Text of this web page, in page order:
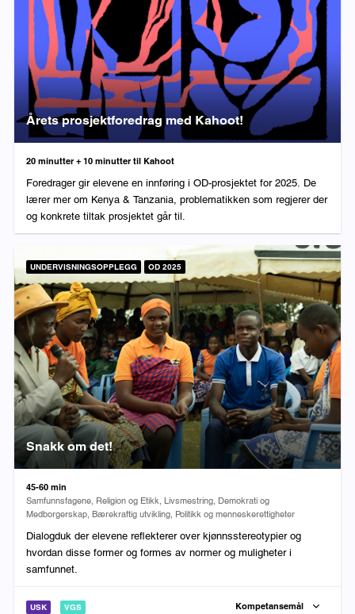
Årets prosjektforedrag med Kahoot!
Varighet:
20 minutter + 10 minutter til Kahoot
Foredrager gir elevene en innføring i OD-prosjektet for 2025. De
lærer mer om Kenya & Tanzania, problematikken som regjerer der
og konkrete tiltak prosjektet går til.
UNDERVISNINGSOPPLEGG OD 2025
Snakk om det!
Varighet:
45-60 min
Fag:
Samfunnsfagene, Religion og Etikk, Livsmestring, Demokrati og
Medborgerskap, Bærekraftig utvikling, Politikk og menneskerettigheter
Dialogduk der elevene reflekterer over kjønnsstereotypier og
hvordan disse former og formes av normer og muligheter i
samfunnet.
USK VGS Kompetansemål